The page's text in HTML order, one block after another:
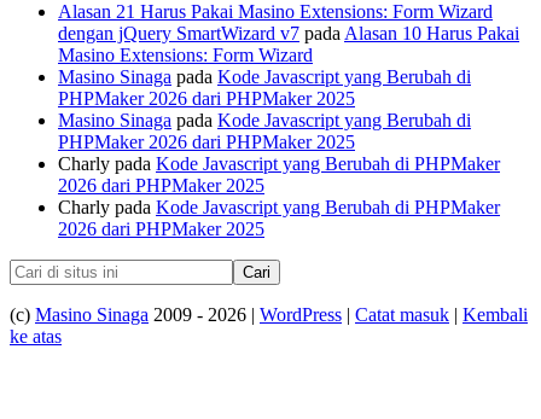
Alasan 21 Harus Pakai Masino Extensions: Form Wizard
dengan jQuery SmartWizard v7 pada Alasan 10 Harus Pakai
Masino Extensions: Form Wizard
Masino Sinaga pada Kode Javascript yang Berubah di
PHPMaker 2026 dari PHPMaker 2025
Masino Sinaga pada Kode Javascript yang Berubah di
PHPMaker 2026 dari PHPMaker 2025
Charly pada Kode Javascript yang Berubah di PHPMaker
2026 dari PHPMaker 2025
Charly pada Kode Javascript yang Berubah di PHPMaker
2026 dari PHPMaker 2025
(c) Masino Sinaga 2009 - 2026 | WordPress | Catat masuk | Kembali
ke atas